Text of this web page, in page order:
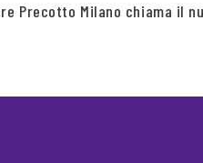
Milano chiama il